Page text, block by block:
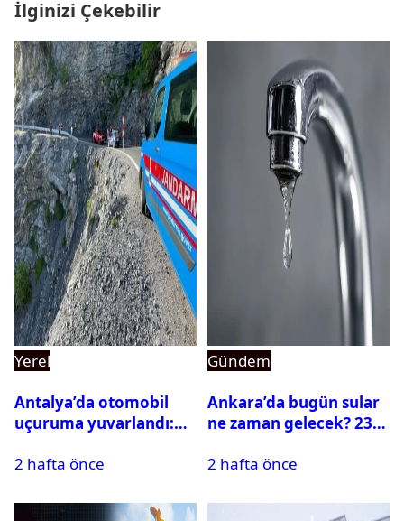
İlginizi Çekebilir
Yerel
Antalya’da otomobil
uçuruma yuvarlandı:
var
2 hafta önce
Gündem
Ankara’da bugün sular
ne zaman gelecek? 23
su kesintisi sorgulama
2 hafta önce